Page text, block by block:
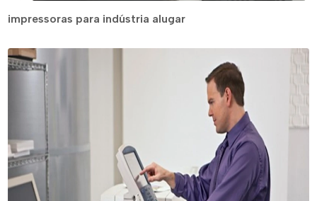
impressoras para indústria alugar